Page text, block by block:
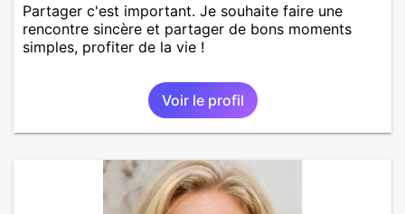
Partager c'est important. Je souhaite faire une
rencontre sincère et partager de bons moments
simples, profiter de la vie !
Voir le profil